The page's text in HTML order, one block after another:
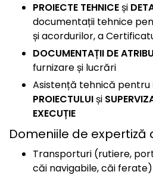
PROIECTE TEHNICEși
documentații tehnice
și acordurilor, a
DOCUMENTAȚII DE
furnizare și lucrări
Asistență tehnică pentru
PROIECTULUIși
EXECUȚIE
Domeniile de expertiză
Transporturi (rutiere,
căi navigabile, căi ferate)